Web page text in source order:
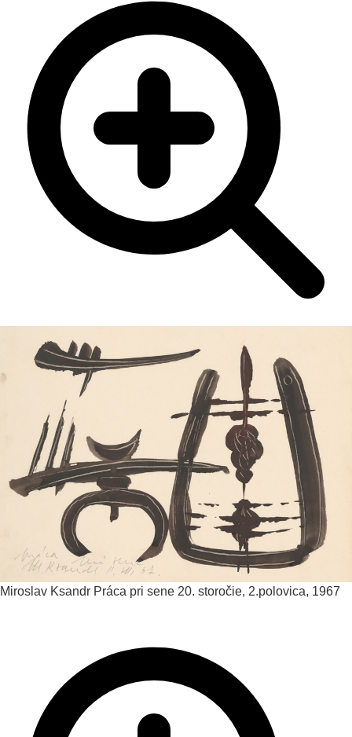
Miroslav Ksandr Práca pri sene 20. storočie, 2.polovica, 1967